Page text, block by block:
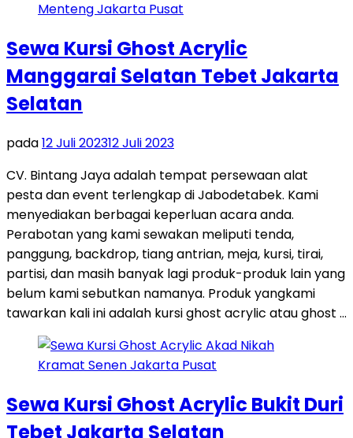
Sewa Kursi Ghost Acrylic
Manggarai Selatan Tebet Jakarta
Selatan
pada12 Juli 202312 Juli 2023
CV. Bintang Jaya adalah tempat persewaan alat
pesta dan event terlengkap di Jabodetabek. Kami
menyediakan berbagai keperluan acara anda.
Perabotan yang kami sewakan meliputi tenda,
panggung, backdrop, tiang antrian, meja, kursi, tirai,
partisi, dan masih banyak lagi produk-produk lain yang
belum kami sebutkan namanya. Produk yangkami
tawarkan kali ini adalah kursi ghost acrylic atau ghost …
Sewa Kursi Ghost Acrylic Bukit Duri
Tebet Jakarta Selatan